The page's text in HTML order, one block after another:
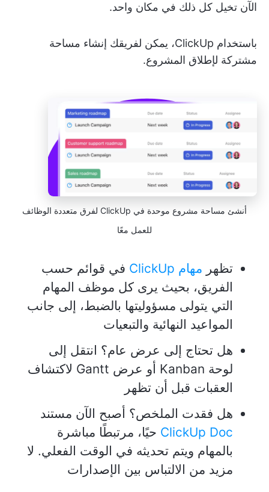
الآن تخيل كل ذلك في مكان واحد.
باستخدام ClickUp، يمكن لفريقك إنشاء مساحة
مشتركة لإطلاق المشروع.
أنشئ مساحة مشروع موحدة في ClickUp لفرق متعددة الوظائف
للعمل معًا
تظهر مهام ClickUp
في قوائم حسب
الفريق، بحيث يرى كل موظف المهام
التي يتولى مسؤوليتها بالضبط، إلى جانب
المواعيد النهائية والتبعيات
هل تحتاج إلى عرض عام؟ انتقل إلى
لوحة Kanban أو عرض Gantt لاكتشاف
العقبات قبل أن تظهر
هل فقدت الملخص؟ أصبح الآن مستند
ClickUp Doc حيًا، مرتبطًا مباشرة
بالمهام ويتم تحديثه في الوقت الفعلي. لا
مزيد من الالتباس بين الإصدارات